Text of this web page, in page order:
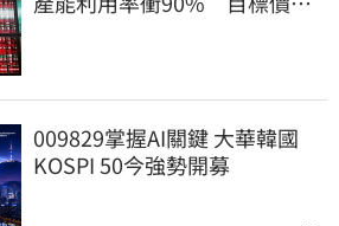
009829掌握AI關鍵 大華韓國
KOSPI 50今強勢開募